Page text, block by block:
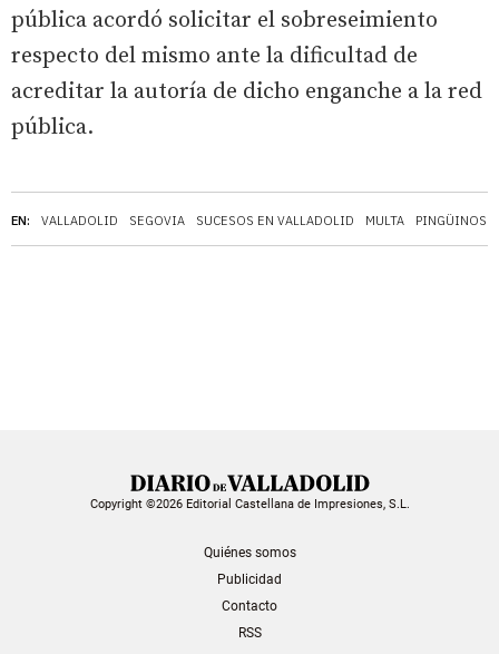
EN: VALLADOLID SEGOVIA SUCESOS EN VALLADOLID MULTA PINGÜINOS
pública acordó solicitar el sobreseimiento
respecto del mismo ante la dificultad de
acreditar la autoría de dicho enganche a la red
pública.
Copyright ©2026 Editorial Castellana de Impresiones, S.L.
Quiénes somos
Publicidad
Contacto
RSS